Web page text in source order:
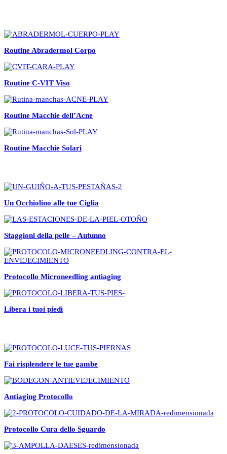
Routine Abradermol Corpo
Routine C-VIT Viso
Routine Macchie dell’Acne
Routine Macchie Solari
Un Occhiolino alle tue Ciglia
Staggioni della pelle – Autunno
Protocollo Microneedling antiaging
Libera i tuoi piedi
Fai risplendere le tue gambe
Antiaging Protocollo
Protocollo Cura dello Sguardo